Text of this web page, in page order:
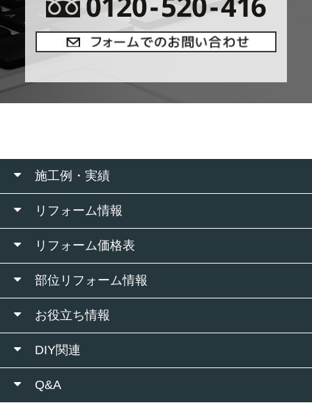
施工例・実績
リフォーム情報
リフォーム価格表
部位リフォーム情報
お役立ち情報
DIY関連
Q&A